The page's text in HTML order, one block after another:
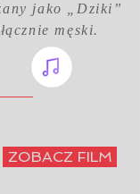
ZOBACZ FILM
jako „Dziki”
męski.